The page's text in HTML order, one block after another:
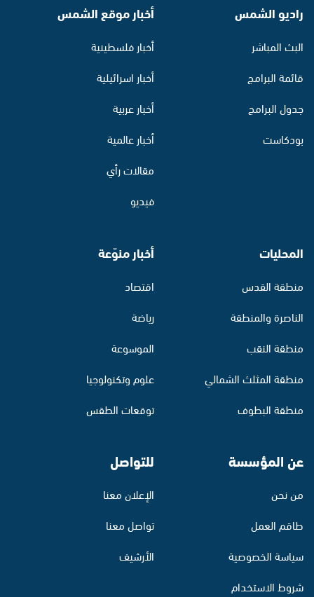
راديو الشمس
البث المباشر
قائمة البرامج
جدول البرامج
بودكاست
أخبار موقع الشمس
أخبار فلسطينية
أخبار اسرائيلية
أخبار عربية
أخبار عالمية
مقالات رأي
فيديو
المحليات
منطقة القدس
الناصرة والمنطقة
منطقة النقب
منطقة المثلث الشمالي
منطقة البطوف
أخبار منوّعة
اقتصاد
رياضة
الموسوعة
علوم وتكنولوجيا
توقعات الطقس
عن المؤسسة
من نحن
طاقم العمل
سياسة الخصوصية
شروط الاستخدام
للتواصل
الإعلان معنا
تواصل معنا
الأرشيف